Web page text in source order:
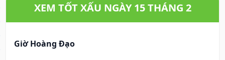
XEM TỐT XẤU NGÀY 15 THÁNG 2
Giờ Hoàng Đạo